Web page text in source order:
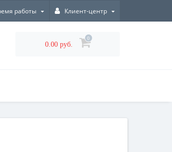
работы Клиент-центр
0.00 руб.
0